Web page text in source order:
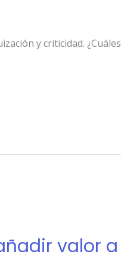
y criticidad. ¿Cuáles
valor a